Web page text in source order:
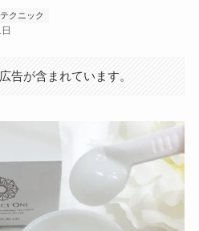
クニック
告が含まれています。